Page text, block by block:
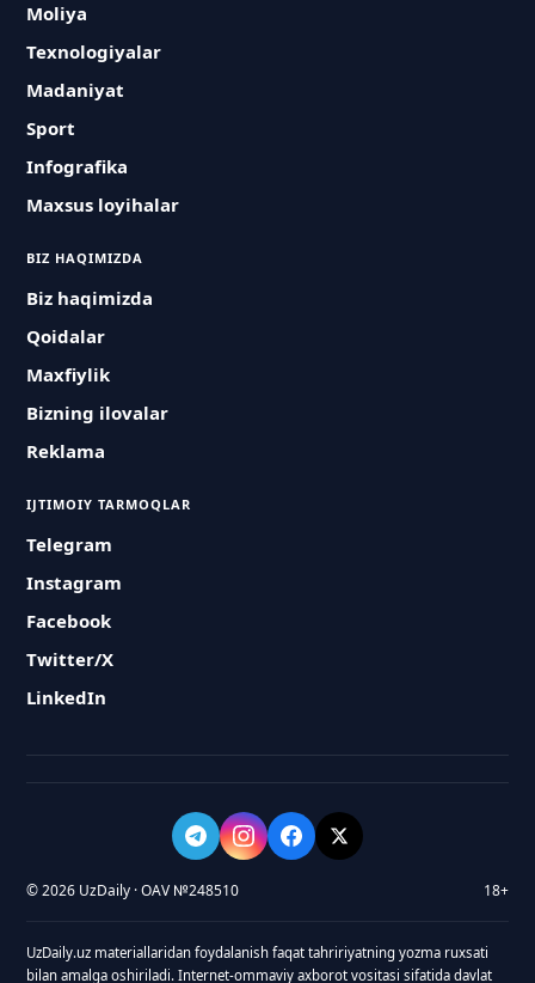
Moliya
Texnologiyalar
Madaniyat
Sport
Infografika
Maxsus loyihalar
BIZ HAQIMIZDA
Biz haqimizda
Qoidalar
Maxfiylik
Bizning ilovalar
Reklama
IJTIMOIY TARMOQLAR
Telegram
Instagram
Facebook
Twitter/X
LinkedIn
© 2026 UzDaily · OAV №248510 18+
UzDaily.uz materiallaridan foydalanish faqat tahririyatning yozma ruxsati
bilan amalga oshiriladi. Internet-ommaviy axborot vositasi sifatida davlat